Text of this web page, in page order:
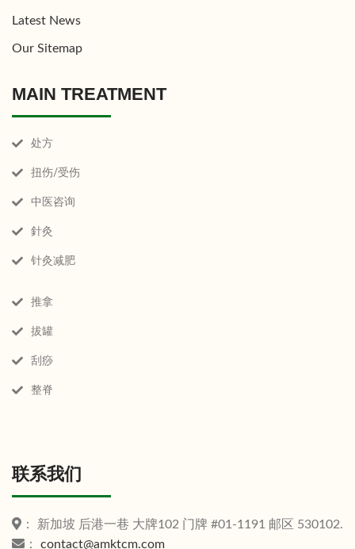
Latest News
Our Sitemap
MAIN TREATMENT
处方
扭伤/受伤
中医咨询
針灸
针灸减肥
推拿
拔罐
刮痧
整脊
联系我们
： 新加坡 后港一巷 大牌102 门牌 #01-1191 邮区 530102.
： contact@amktcm.com